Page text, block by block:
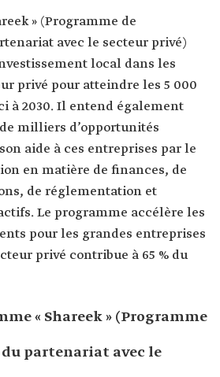
» (Programme de
avec le secteur privé)
local dans les
privé pour atteindre les 5 000
à 2030. Il entend également
milliers d’opportunités
aide à ces entreprises par le
en matière de finances, de
de réglementation et
Le programme accélère les
pour les grandes entreprises
privé contribue à 65 % du
« Shareek » (Programme
partenariat avec le